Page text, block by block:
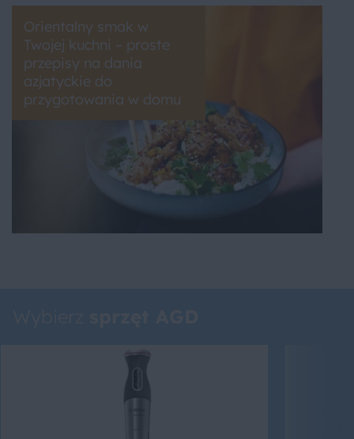
Orientalny smak w
Twojej kuchni – proste
przepisy na dania
azjatyckie do
przygotowania w domu